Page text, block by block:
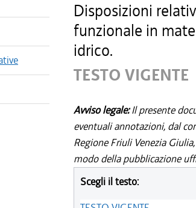
Disposizioni
funzionale in
idrico.
TESTO VIGENTE
Avviso legale:Il presente
eventuali annotazioni, dal
Regione Friuli Venezia
modo della pubblicazione
Scegli il testo: